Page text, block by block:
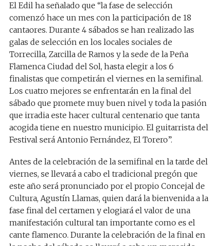
El Edil ha señalado que “la fase de selección
comenzó hace un mes con la participación de 18
cantaores. Durante 4 sábados se han realizado las
galas de selección en los locales sociales de
Torrecilla, Zarcilla de Ramos y la sede de la Peña
Flamenca Ciudad del Sol, hasta elegir a los 6
finalistas que competirán el viernes en la semifinal.
Los cuatro mejores se enfrentarán en la final del
sábado que promete muy buen nivel y toda la pasión
que irradia este hacer cultural centenario que tanta
acogida tiene en nuestro municipio. El guitarrista del
Festival será Antonio Fernández, El Torero”.
Antes de la celebración de la semifinal en la tarde del
viernes, se llevará a cabo el tradicional pregón que
este año será pronunciado por el propio Concejal de
Cultura, Agustín Llamas, quien dará la bienvenida a la
fase final del certamen y elogiará el valor de una
manifestación cultural tan importante como es el
cante flamenco. Durante la celebración de la final en